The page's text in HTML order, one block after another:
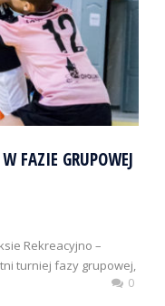
FAZIE GRUPOWEJ
Rekreacyjno –
turniej fazy grupowej,
0